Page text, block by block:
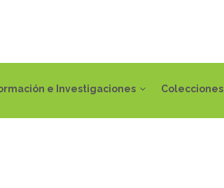
e Investigaciones Colecciones